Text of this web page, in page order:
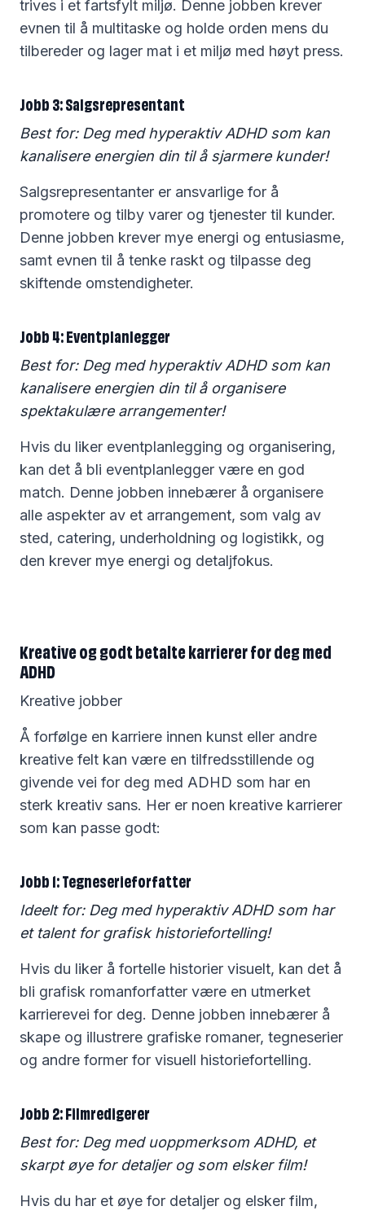
trives i et fartsfylt miljø. Denne jobben krever
evnen til å multitaske og holde orden mens du
tilbereder og lager mat i et miljø med høyt press.
Jobb 3: Salgsrepresentant
Best for: Deg med hyperaktiv ADHD som kan
kanalisere energien din til å sjarmere kunder!
Salgsrepresentanter er ansvarlige for å
promotere og tilby varer og tjenester til kunder.
Denne jobben krever mye energi og entusiasme,
samt evnen til å tenke raskt og tilpasse deg
skiftende omstendigheter.
Jobb 4: Eventplanlegger
Best for: Deg med hyperaktiv ADHD som kan
kanalisere energien din til å organisere
spektakulære arrangementer!
Hvis du liker eventplanlegging og organisering,
kan det å bli eventplanlegger være en god
match. Denne jobben innebærer å organisere
alle aspekter av et arrangement, som valg av
sted, catering, underholdning og logistikk, og
den krever mye energi og detaljfokus.
Kreative og godt betalte karrierer for deg med
ADHD
Kreative jobber
Å forfølge en karriere innen kunst eller andre
kreative felt kan være en tilfredsstillende og
givende vei for deg med ADHD som har en
sterk kreativ sans. Her er noen kreative karrierer
som kan passe godt:
Jobb 1: Tegneserieforfatter
Ideelt for: Deg med hyperaktiv ADHD som har
et talent for grafisk historiefortelling!
Hvis du liker å fortelle historier visuelt, kan det å
bli grafisk romanforfatter være en utmerket
karrierevei for deg. Denne jobben innebærer å
skape og illustrere grafiske romaner, tegneserier
og andre former for visuell historiefortelling.
Jobb 2: Filmredigerer
Best for: Deg med uoppmerksom ADHD, et
skarpt øye for detaljer og som elsker film!
Hvis du har et øye for detaljer og elsker film,